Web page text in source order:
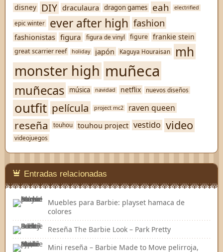
disney DIY draculaura dragon games eah electrified
epic winter ever after high fashion
fashionistas figura figura de vinyl figure frankie stein
great scarrier reef holiday japón Kaguya Houraisan mh
monster high muñeca
muñecas música navidad netflix nuevos diseños
outfit película project mc2 raven queen
reseña touhou touhou project vestido video
videojuegos
Entradas relacionadas
Muebles para Barbie: playset hamaca de
colores
Reseña The Barbie Look – Park Pretty
Mini reseña – Barbie Made to Move pelirroja,